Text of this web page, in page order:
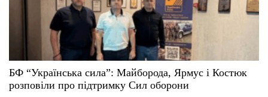
БФ “Українська сила”: Майборода, Ярмус і Костюк
розповіли про підтримку Сил оборони